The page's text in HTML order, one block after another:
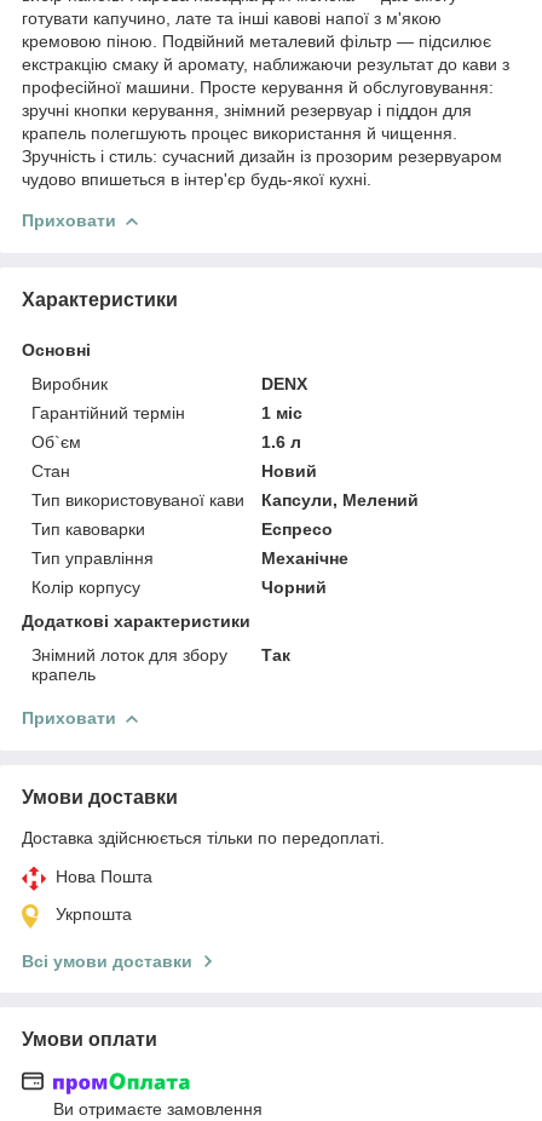
готувати капучино, лате та інші кавові напої з м'якою
кремовою піною. Подвійний металевий фільтр — підсилює
екстракцію смаку й аромату, наближаючи результат до кави з
професійної машини. Просте керування й обслуговування:
зручні кнопки керування, знімний резервуар і піддон для
крапель полегшують процес використання й чищення.
Зручність і стиль: сучасний дизайн із прозорим резервуаром
чудово впишеться в інтер'єр будь-якої кухні.
Приховати
Характеристики
Основні
Виробник
DENX
Гарантійний термін
1 міс
Об`єм
1.6 л
Стан
Новий
Тип використовуваної кави
Капсули, Мелений
Тип кавоварки
Еспресо
Тип управління
Механічне
Колір корпусу
Чорний
Додаткові характеристики
Знімний лоток для збору
крапель
Так
Приховати
Умови доставки
Доставка здійснюється тільки по передоплаті.
Нова Пошта
Укрпошта
Всі умови доставки
Умови оплати
Ви отримаєте замовлення